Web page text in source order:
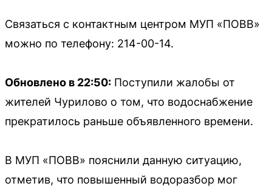
Связаться с контактным центром МУП «ПОВВ»
можно по телефону: 214-00-14.
Обновлено в 22:50: Поступили жалобы от
жителей Чурилово о том, что водоснабжение
прекратилось раньше объявленного времени.
В МУП «ПОВВ» пояснили данную ситуацию,
отметив, что повышенный водоразбор мог